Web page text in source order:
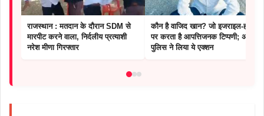
राजस्थान : मतदान के दौरान SDM से
मारपीट करने वाला, निर्दलीय प्रत्याशी
नरेश मीणा गिरफ्तार
कौन है वाजिद खान? जो इजराइल-हमास
पर करता है आपत्तिजनक टिप्पणी; अब
पुलिस ने लिया ये एक्शन